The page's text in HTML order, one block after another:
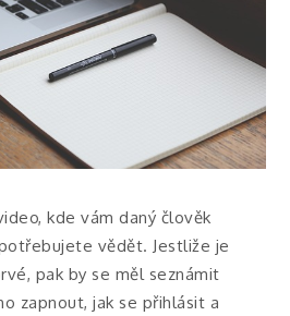
kde vám daný člověk
vědět. Jestliže je
pak by se měl seznámit
zapnout, jak se přihlásit a